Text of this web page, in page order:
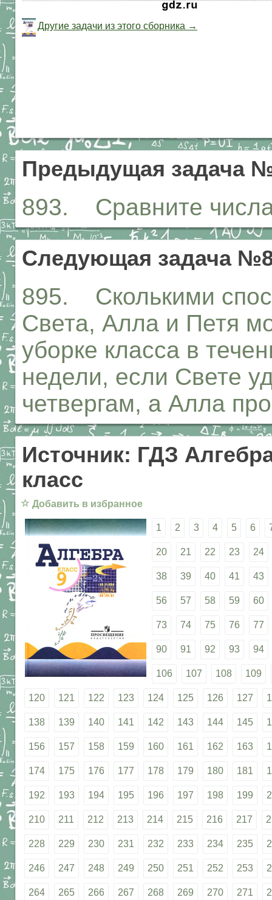
Другие задачи из этого сборника →
Предыдущая задача
893. Сравните
Следующая задача
895. Сколькими
Света, Алла и Петя
уборке класса в
недели, если Свете
четвергам, а Алла
Источник: ГДЗ
класс
☆ Добавить в избранное
1 2 3 4 5 6
20 21 22 23 24
38 39 40 41 43
56 57 58 59 60
73 74 75 76 77
90 91 92 93 94
106 107 108 109
120 121 122 123 124 125 126 127
138 139 140 141 142 143 144 145
156 157 158 159 160 161 162 163
174 175 176 177 178 179 180 181
192 193 194 195 196 197 198 199
210 211 212 213 214 215 216 217
228 229 230 231 232 233 234 235
246 247 248 249 250 251 252 253
264 265 266 267 268 269 270 271